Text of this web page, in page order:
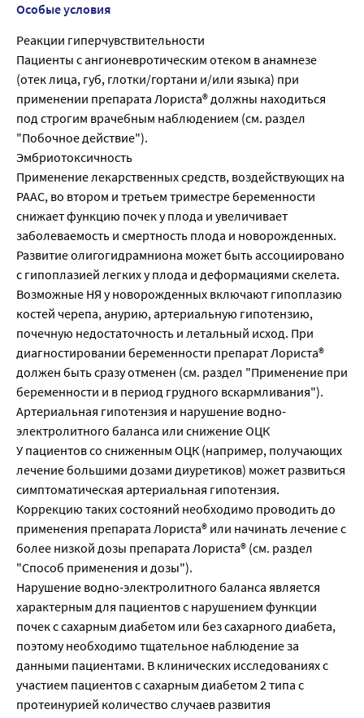
Особые условия
Реакции гиперчувствительности
Пациенты с ангионевротическим отеком в анамнезе
(отек лица, губ, глотки/гортани и/или языка) при
применении препарата Лориста® должны находиться
под строгим врачебным наблюдением (см. раздел
"Побочное действие").
Эмбриотоксичность
Применение лекарственных средств, воздействующих на
РААС, во втором и третьем триместре беременности
снижает функцию почек у плода и увеличивает
заболеваемость и смертность плода и новорожденных.
Развитие олигогидрамниона может быть ассоциировано
с гипоплазией легких у плода и деформациями скелета.
Возможные НЯ у новорожденных включают гипоплазию
костей черепа, анурию, артериальную гипотензию,
почечную недостаточность и летальный исход. При
диагностировании беременности препарат Лориста®
должен быть сразу отменен (см. раздел "Применение при
беременности и в период грудного вскармливания").
Артериальная гипотензия и нарушение водно-
электролитного баланса или снижение ОЦК
У пациентов со сниженным ОЦК (например, получающих
лечение большими дозами диуретиков) может развиться
симптоматическая артериальная гипотензия.
Коррекцию таких состояний необходимо проводить до
применения препарата Лориста® или начинать лечение с
более низкой дозы препарата Лориста® (см. раздел
"Способ применения и дозы").
Нарушение водно-электролитного баланса является
характерным для пациентов с нарушением функции
почек с сахарным диабетом или без сахарного диабета,
поэтому необходимо тщательное наблюдение за
данными пациентами. В клинических исследованиях с
участием пациентов с сахарным диабетом 2 типа с
протеинурией количество случаев развития